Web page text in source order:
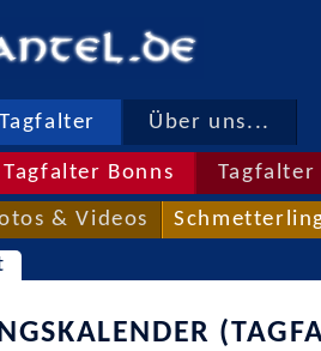
Über uns...
Tagfalter Bonns
& Videos